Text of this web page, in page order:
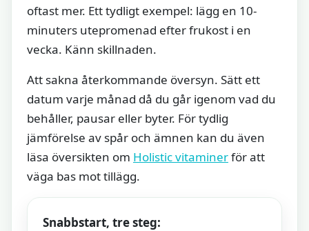
oftast mer. Ett tydligt exempel: lägg en 10-
minuters utepromenad efter frukost i en
vecka. Känn skillnaden.
Att sakna återkommande översyn. Sätt ett
datum varje månad då du går igenom vad du
behåller, pausar eller byter. För tydlig
jämförelse av spår och ämnen kan du även
läsa översikten om Holistic vitaminerför att
väga bas mot tillägg.
Snabbstart, tre steg: